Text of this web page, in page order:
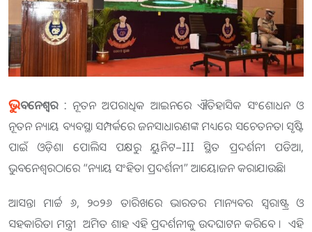
ଭୁବନେଶ୍ୱର : ନୂତନ ଅପରାଧିକ ଆଇନରେ ଐତିହାସିକ ସଂଶୋଧନ ଓ
ନୂତନ ନ୍ୟାୟ ବ୍ୟବସ୍ଥା ସମ୍ପର୍କରେ ଜନସାଧାରଣଙ୍କ ମଧ୍ୟରେ ସଚେତନତା ସୃଷ୍ଟି
ପାଇଁ ଓଡ଼ିଶା ପୋଲିସ ପକ୍ଷରୁ ୟୁନିଟ–III ସ୍ଥିତ ପ୍ରଦର୍ଶନୀ ପଡିଆ,
ଭୁବନେଶ୍ୱରଠାରେ “ନ୍ୟାୟ ସଂହିତା ପ୍ରଦର୍ଶନୀ” ଆୟୋଜନ କରାଯାଉଛି।
ଆସନ୍ତା ମାର୍ଚ୍ଚ ୬, ୨୦୨୬ ତାରିଖରେ ଭାରତର ମାନ୍ୟବର ସ୍ଵରାଷ୍ଟ୍ର ଓ
ସହକାରିତା ମନ୍ତ୍ରୀ ଅମିତ ଶାହ ଏହି ପ୍ରଦର୍ଶନୀକୁ ଉଦଘାଟନ କରିବେ । ଏହି